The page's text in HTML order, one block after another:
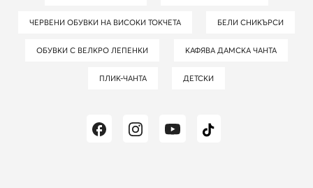
ЧЕРВЕНИ ОБУВКИ НА ВИСОКИ ТОКЧЕТА БЕЛИ СНИКЪРСИ
ОБУВКИ С ВЕЛКРО ЛЕПЕНКИ КАФЯВА ДАМСКА ЧАНТА
ПЛИК-ЧАНТА ДЕТСКИ